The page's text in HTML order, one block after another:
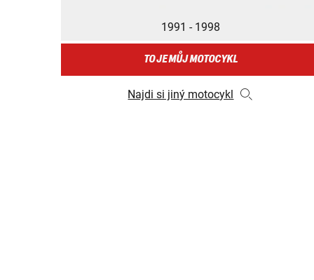
1991 - 1998
TO JE MŮJ MOTOCYKL
Najdi si jiný motocykl